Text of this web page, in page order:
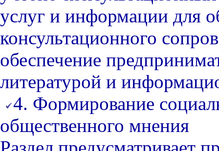
услуг и информации для
консультационного
обеспечение
литературой и
4. Формирование
общественного мнения